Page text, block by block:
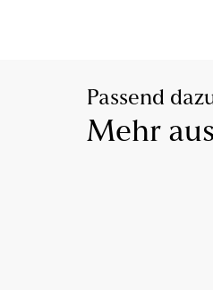
Passend
Mehr